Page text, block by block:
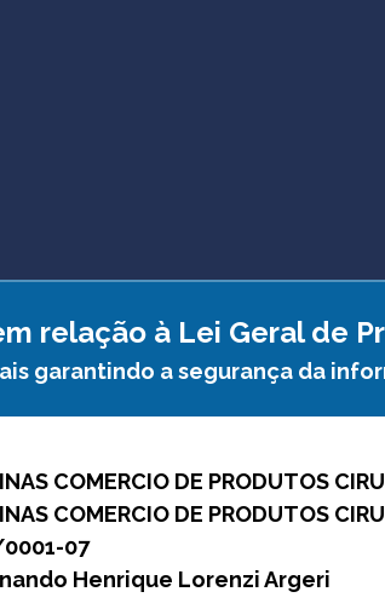
relação à Lei Geral de
garantindo a segurança da
COMERCIO DE PRODUTOS
COMERCIO DE PRODUTOS
07
Henrique Lorenzi Argeri